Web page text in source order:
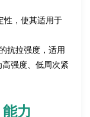
性，使其适用于
抗拉强度，适用
强度、低周次紧
力